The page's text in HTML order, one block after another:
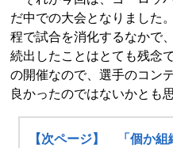
だ中での大会となりました
程で試合を消化するなかで
続出したことはとても残念
の開催なので、選手のコン
良かったのではないかとも
【次ページ】 「個か組